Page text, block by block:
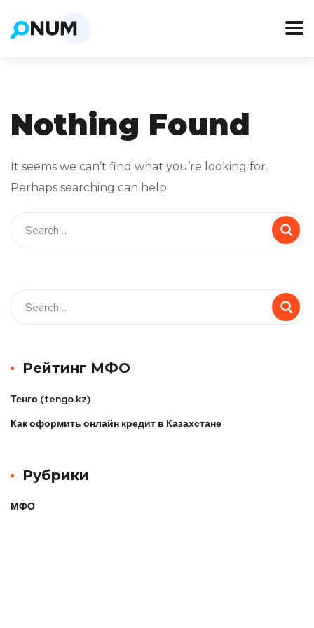
Nothing Found
It seems we can’t find what you’re looking for.
Perhaps searching can help.
Рейтинг МФО
Тенго (tengo.kz)
Как оформить онлайн кредит в Казахстане
Рубрики
МФО